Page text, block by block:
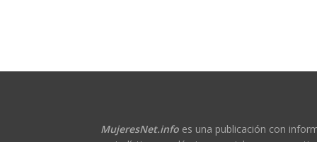
MujeresNet.infoes una publicación con